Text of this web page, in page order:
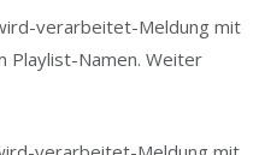
verarbeitet-Meldung mit
Playlist-Namen. Weiter